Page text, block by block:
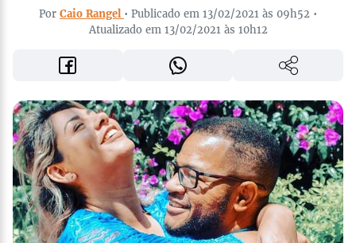
Por Caio Rangel • Publicado em 13/02/2021 às 09h52 •
Atualizado em 13/02/2021 às 10h12